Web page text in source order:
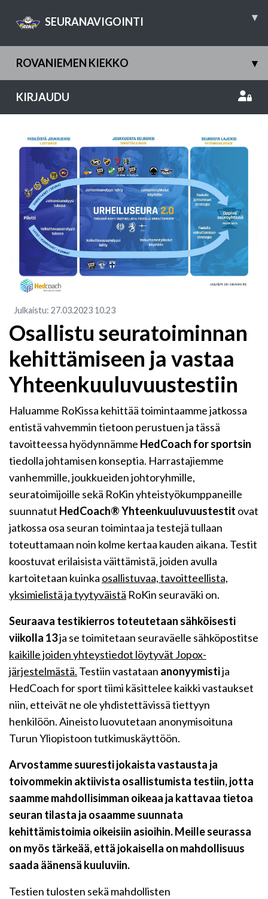
SEURANAVIGOINTI ▾
ROVANIEMEN KIEKKO ▾
KIRJAUDU
Julkaistu: 27.03.2023 10.23
Osallistu seuratoiminnan
kehittämiseen ja vastaa
Yhteenkuuluvuustestiin
Haluamme RoKissa kehittää toimintaamme jatkossa
entistä vahvemmin tietoon perustuen ja tässä
tavoitteessa hyödynnämme HedCoach for sportsin
tiedolla johtamisen konseptia. Harrastajiemme
vanhemmille, joukkueiden johtoryhmille,
seuratoimijoille sekä RoKin yhteistyökumppaneille
suunnatut HedCoach® Yhteenkuuluvuustestit ovat
jatkossa osa seuran toimintaa ja testejä tullaan
toteuttamaan noin kolme kertaa kauden aikana. Testit
koostuvat erilaisista väittämistä, joiden avulla
kartoitetaan kuinka osallistuvaa, tavoitteellista,
yksimielistä ja tyytyväistä RoKin seuraväki on.
Seuraava testikierros toteutetaan sähköisesti
viikolla 13ja se toimitetaan seuraväelle sähköpostitse
kaikille joiden yhteystiedot löytyvät Jopox-
järjestelmästä. Testiin vastataan anonyymistija
HedCoach for sport tiimi käsittelee kaikki vastaukset
niin, etteivät ne ole yhdistettävissä tiettyyn
henkilöön. Aineisto luovutetaan anonymisoituna
Turun Yliopistoon tutkimuskäyttöön.
Arvostamme suuresti jokaista vastausta ja
toivommekin aktiivista osallistumista testiin, jotta
saamme mahdollisimman oikeaa ja kattavaa tietoa
seuran tilasta ja osaamme suunnata
kehittämistoimia oikeisiin asioihin. Meille seurassa
on myös tärkeää, että jokaisella on mahdollisuus
saada äänensä kuuluviin.
Testien tulosten sekä mahdollisten